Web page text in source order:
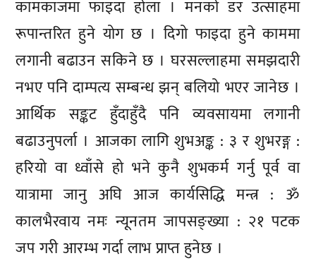
कामकाजमा फाइदा होला । मनको डर उत्साहमा
रूपान्तरित हुने योग छ । दिगो फाइदा हुने काममा
लगानी बढाउन सकिने छ । घरसल्लाहमा समझदारी
नभए पनि दाम्पत्य सम्बन्ध झन् बलियो भएर जानेछ ।
आर्थिक सङ्कट हुँदाहुँदै पनि व्यवसायमा लगानी
बढाउनुपर्ला । आजका लागि शुभअङ्क : ३ र शुभरङ्ग :
हरियो वा ध्वाँसे हो भने कुनै शुभकर्म गर्नु पूर्व वा
यात्रामा जानु अघि आज कार्यसिद्धि मन्त्र : ॐ
कालभैरवाय नमः न्यूनतम जापसङ्ख्या : २१ पटक
जप गरी आरम्भ गर्दा लाभ प्राप्त हुनेछ ।